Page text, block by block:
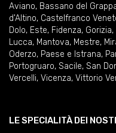
Aviano, Bassano del
d'Altino, Castelfranco
Dolo, Este, Fidenza, Gorizia,
Lucca, Mantova, Mestre,
Oderzo, Paese e Istrana,
Portogruaro, Sacile, San
Vercelli, Vicenza, Vittorio
LE SPECIALITÀ DEI